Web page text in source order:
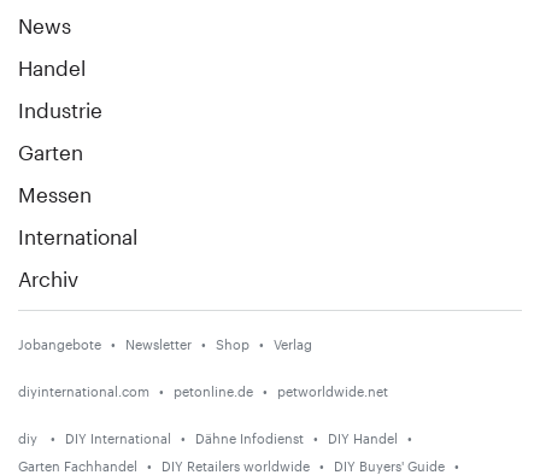
News
Handel
Industrie
Garten
Messen
International
Archiv
Jobangebote Newsletter Shop Verlag
diyinternational.com petonline.de petworldwide.net
diy DIY International Dähne Infodienst
DIY Handel
Garten Fachhandel
DIY Retailers worldwide DIY Buyers' Guide